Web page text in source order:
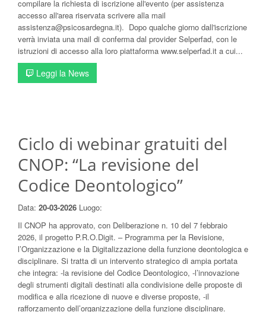
compilare la richiesta di iscrizione all'evento (per assistenza
accesso all'area riservata scrivere alla mail
assistenza@psicosardegna.it). Dopo qualche giorno dall'iscrizione
verrà inviata una mail di conferma dal provider Selperfad, con le
istruzioni di accesso alla loro piattaforma www.selperfad.it a cui...
Leggi la News
Ciclo di webinar gratuiti del
CNOP: “La revisione del
Codice Deontologico”
Data: 20-03-2026 Luogo:
Il CNOP ha approvato, con Deliberazione n. 10 del 7 febbraio
2026, il progetto P.R.O.Digit. – Programma per la Revisione,
l’Organizzazione e la Digitalizzazione della funzione deontologica e
disciplinare. Si tratta di un intervento strategico di ampia portata
che integra: -la revisione del Codice Deontologico, -l’innovazione
degli strumenti digitali destinati alla condivisione delle proposte di
modifica e alla ricezione di nuove e diverse proposte, -il
rafforzamento dell’organizzazione della funzione disciplinare.